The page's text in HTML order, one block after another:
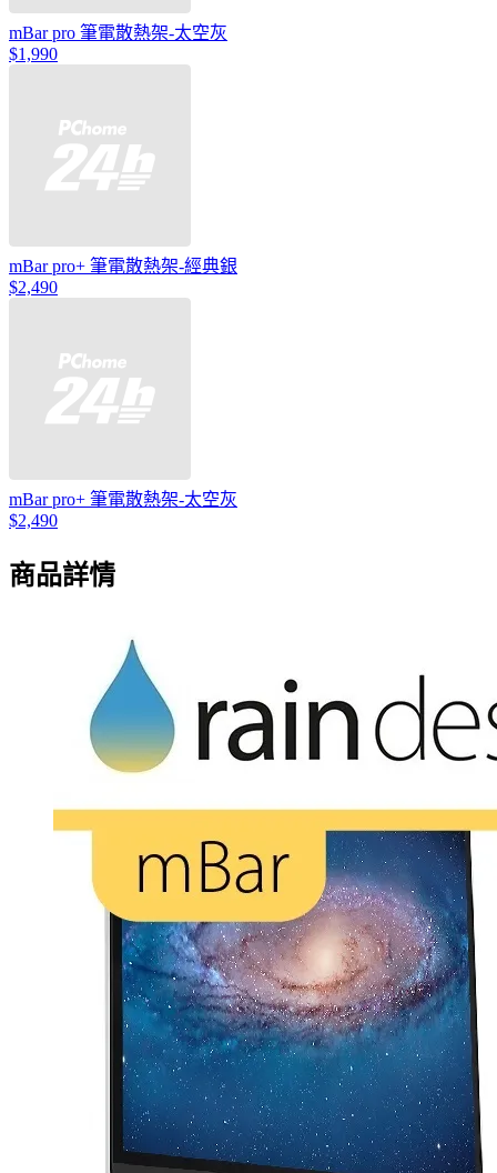
mBar pro 筆電散熱架-太空灰
$1,990
mBar pro+ 筆電散熱架-經典銀
$2,490
mBar pro+ 筆電散熱架-太空灰
$2,490
商品詳情